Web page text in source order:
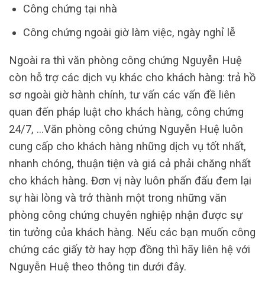
Công chứng tại nhà
Công chứng ngoài giờ làm việc, ngày nghỉ lễ
Ngoài ra thì văn phòng công chứng Nguyễn Huệ
còn hỗ trợ các dịch vụ khác cho khách hàng: trả hồ
sơ ngoài giờ hành chính, tư vấn các vấn đề liên
quan đến pháp luật cho khách hàng, công chứng
24/7, …Văn phòng công chứng Nguyễn Huệ luôn
cung cấp cho khách hàng những dịch vụ tốt nhất,
nhanh chóng, thuận tiện và giá cả phải chăng nhất
cho khách hàng. Đơn vị này luôn phấn đấu đem lại
sự hài lòng và trở thành một trong những văn
phòng công chứng chuyên nghiệp nhận được sự
tin tưởng của khách hàng. Nếu các bạn muốn công
chứng các giấy tờ hay hợp đồng thì hãy liên hệ với
Nguyễn Huệ theo thông tin dưới đây.